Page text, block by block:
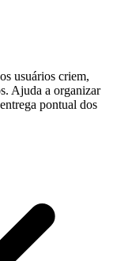
usuários criem,
Ajuda a organizar
pontual dos